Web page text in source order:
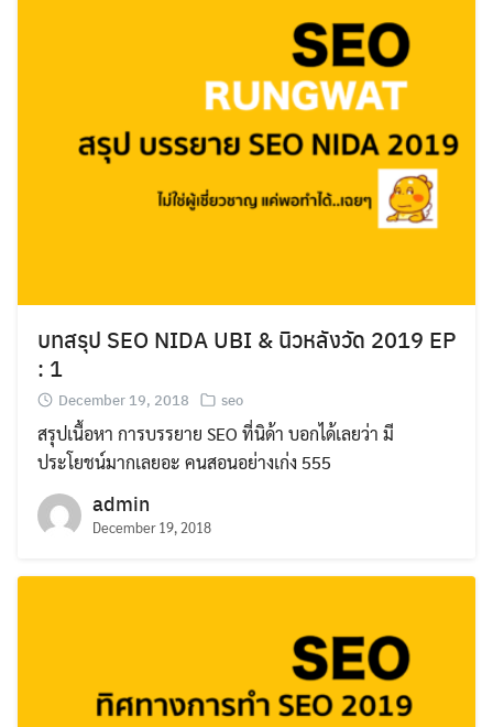
บทสรุป SEO NIDA UBI & นิวหลังวัด 2019 EP
: 1
December 19, 2018 seo
สรุปเนื้อหา การบรรยาย SEO ที่นิด้า บอกได้เลยว่า มี
ประโยชน์มากเลยอะ คนสอนอย่างเก่ง 555
admin
December 19, 2018